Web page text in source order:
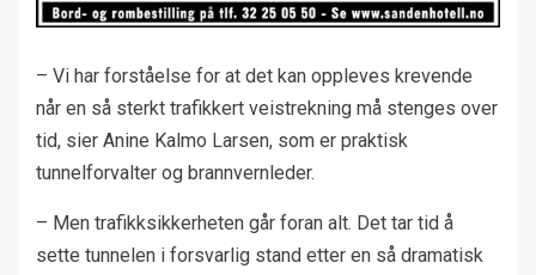
– Vi har forståelse for at det kan oppleves krevende
når en så sterkt trafikkert veistrekning må stenges over
tid, sier Anine Kalmo Larsen, som er praktisk
tunnelforvalter og brannvernleder.
– Men trafikksikkerheten går foran alt. Det tar tid å
sette tunnelen i forsvarlig stand etter en så dramatisk